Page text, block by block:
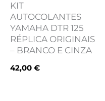
KIT
AUTOCOLANTES
YAMAHA DTR 125
RÉPLICA ORIGINAIS
– BRANCO E CINZA
42,00 €